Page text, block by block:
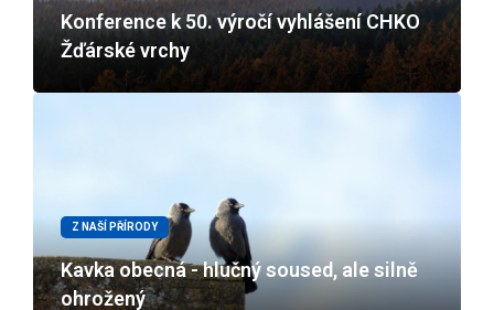
Konference k 50. výročí vyhlášení CHKO
Žďárské vrchy
Z NAŠÍ PŘÍRODY
Kavka obecná - hlučný soused, ale silně
ohrožený